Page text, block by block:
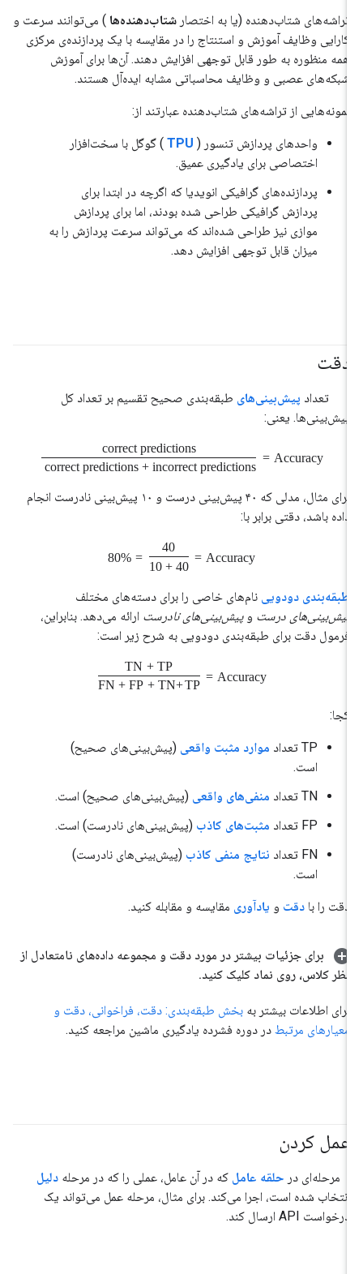
تراشه‌های شتاب‌دهنده (یا به اختصار شتاب‌دهنده‌ها ) می‌توانند سرعت و
کارایی وظایف آموزش و استنتاج را در مقایسه با یک پردازنده‌ی مرکزی
همه منظوره به طور قابل توجهی افزایش دهند. آن‌ها برای آموزش
شبکه‌های عصبی و وظایف محاسباتی مشابه ایده‌آل هستند.
نمونه‌هایی از تراشه‌های شتاب‌دهنده عبارتند از:
واحدهای پردازش تنسور ( TPU ) گوگل با سخت‌افزار
اختصاصی برای یادگیری عمیق.
پردازنده‌های گرافیکی انویدیا که اگرچه در ابتدا برای
پردازش گرافیکی طراحی شده بودند، اما برای پردازش
موازی نیز طراحی شده‌اند که می‌تواند سرعت پردازش را به
میزان قابل توجهی افزایش دهد.
دقت
تعداد پیش‌بینی‌های طبقه‌بندی صحیح تقسیم بر تعداد کل
پیش‌بینی‌ها. یعنی:
Accuracy
=
correct predictions
correct predictions + incorrect predictions
برای مثال، مدلی که ۴۰ پیش‌بینی درست و ۱۰ پیش‌بینی نادرست انجام
داده باشد، دقتی برابر با:
Accuracy
=
40
40 + 10
=
80%
طبقه‌بندی دودویی نام‌های خاصی را برای دسته‌های مختلف
پیش‌بینی‌های درست وپیش‌بینی‌های نادرست ارائه می‌دهد. بنابراین،
فرمول دقت برای طبقه‌بندی دودویی به شرح زیر است:
Accuracy
=
TP
+
TN
TP
+
TN
+
FP
+
FN
کجا:
TP تعداد موارد مثبت واقعی (پیش‌بینی‌های صحیح)
است.
TN تعداد
منفی‌های واقعی (پیش‌بینی‌های صحیح) است.
FP تعداد
مثبت‌های کاذب (پیش‌بینی‌های نادرست) است.
FN تعداد
نتایج منفی کاذب (پیش‌بینی‌های نادرست)
است.
دقت را با دقت و یادآوری مقایسه و مقابله کنید.
برای جزئیات بیشتر در مورد دقت و مجموعه داده‌های نامتعادل از
نظر کلاس، روی نماد کلیک کنید.
برای اطلاعات بیشتر به بخش طبقه‌بندی: دقت، فراخوانی، دقت و
معیارهای مرتبط در دوره فشرده یادگیری ماشین مراجعه کنید.
عمل کردن
#عامل
مرحله‌ای در حلقه عامل که در آن عامل، عملی را که در مرحله دلیل
انتخاب شده است، اجرا می‌کند. برای مثال، مرحله عمل می‌تواند یک
درخواست API ارسال کند.